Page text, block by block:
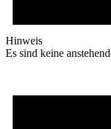
Hinweis
Es sind keine